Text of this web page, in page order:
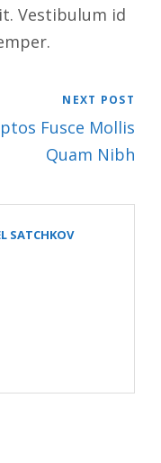
Vestibulum id
NEXT POST
Fusce Mollis
Quam Nibh
SATCHKOV